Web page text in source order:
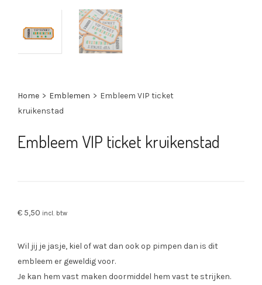
Home > Emblemen > Embleem VIP ticket
kruikenstad
Embleem VIP ticket kruikenstad
€ 5,50 incl. btw
Wil jij je jasje, kiel of wat dan ook op pimpen dan is dit
embleem er geweldig voor.
Je kan hem vast maken doormiddel hem vast te strijken.